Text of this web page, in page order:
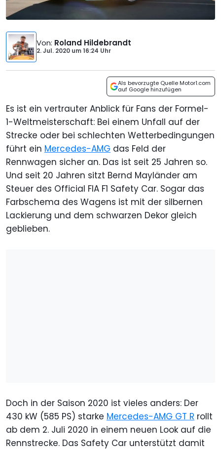
Von: Roland Hildebrandt
2. Jul. 2020 um16:24 Uhr
Als bevorzugte Quelle Motor1.com
auf Google hinzufügen
Es ist ein vertrauter Anblick für Fans der Formel-
1-Weltmeisterschaft: Bei einem Unfall auf der
Strecke oder bei schlechten Wetterbedingungen
führt ein Mercedes-AMG das Feld der
Rennwagen sicher an. Das ist seit 25 Jahren so.
Und seit 20 Jahren sitzt Bernd Mayländer am
Steuer des Official FIA F1 Safety Car. Sogar das
Farbschema des Wagens ist mit der silbernen
Lackierung und dem schwarzen Dekor gleich
geblieben.
Doch in der Saison 2020 ist vieles anders: Der
430 kW (585 PS) starke Mercedes-AMG GT R rollt
ab dem 2. Juli 2020 in einem neuen Look auf die
Rennstrecke. Das Safety Car unterstützt damit